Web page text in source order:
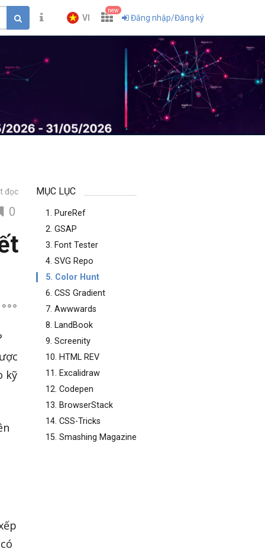
VI
new
Đăng nhập/Đăng ký
đọc
0
kỹ
MỤC LỤC
1. PureRef
2. GSAP
3. Font Tester
4. SVG Repo
5. Color Hunt
6. CSS Gradient
7. Awwwards
8. LandBook
9. Screenity
10. HTML REV
11. Excalidraw
12. Codepen
13. BrowserStack
14. CSS-Tricks
15. Smashing Magazine